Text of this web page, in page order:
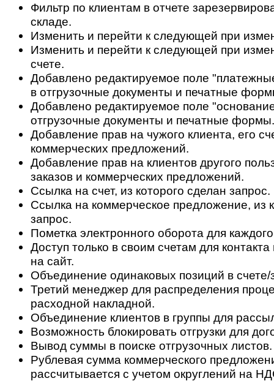
Фильтр по клиентам в отчете
складе.
Изменить и перейти к следующей при
Изменить и перейти к следующей при
счете.
Добавлено редактируемое поле
в отгрузочные документы и печатные
Добавлено редактируемое поле
отгрузочные документы и печатные формы.
Добавление прав на чужого клиента, его
коммерческих предложений.
Добавление прав на клиентов другого
заказов и коммерческих предложений.
Ссылка на счет, из которого сделан запрос.
Ссылка на коммерческое предложение, из
запрос.
Пометка электронного оборота для
Доступ только в своим счетам для
на сайт.
Объединение одинаковых позиций в счете/
Третий менеджер для распределения
расходной накладной.
Объединение клиентов в группы для
Возможность блокировать отгрузки для
Вывод суммы в поиске отгрузочных листов.
Рублевая сумма коммерческого
рассчитывается с учетом округлений на